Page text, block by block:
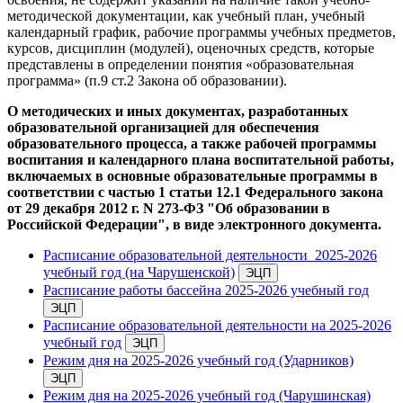
методической документации, как учебный план, учебный
календарный график, рабочие программы учебных предметов,
курсов, дисциплин (модулей), оценочных средств, которые
представлены в определении понятия «образовательная
программа» (п.9 ст.2 Закона об образовании).
О методических и иных документах, разработанных
образовательной организацией для обеспечения
образовательного процесса, а также рабочей программы
воспитания и календарного плана воспитательной работы,
включаемых в основные образовательные программы в
соответствии с частью 1 статьи 12.1 Федерального закона
от 29 декабря 2012 г. N 273-ФЗ "Об образовании в
Российской Федерации", в виде электронного документа.
Расписание образовательной деятельности 2025-2026
учебный год (на Чарушенской)
Расписание работы бассейна 2025-2026 учебный год
Расписание образовательной деятельности на 2025-2026
учебный год
Режим дня на 2025-2026 учебный год (Ударников)
Режим дня на 2025-2026 учебный год (Чарушинская)